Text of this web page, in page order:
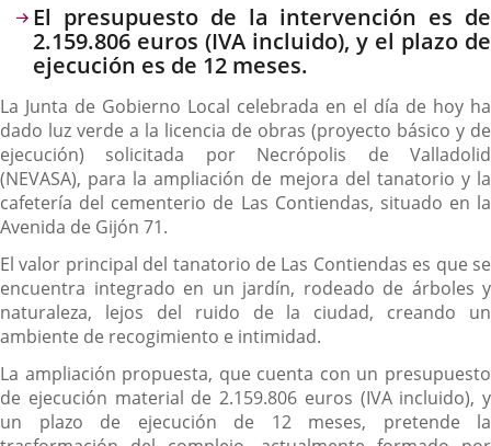
El presupuesto de la intervención es de
2.159.806 euros (IVA incluido), y el plazo de
ejecución es de 12 meses.
La Junta de Gobierno Local celebrada en el día de hoy ha
dado luz verde a la licencia de obras (proyecto básico y de
ejecución) solicitada por Necrópolis de Valladolid
(NEVASA), para la ampliación de mejora del tanatorio y la
cafetería del cementerio de Las Contiendas, situado en la
Avenida de Gijón 71.
El valor principal del tanatorio de Las Contiendas es que se
encuentra integrado en un jardín, rodeado de árboles y
naturaleza, lejos del ruido de la ciudad, creando un
ambiente de recogimiento e intimidad.
La ampliación propuesta, que cuenta con un presupuesto
de ejecución material de 2.159.806 euros (IVA incluido), y
un plazo de ejecución de 12 meses, pretende la